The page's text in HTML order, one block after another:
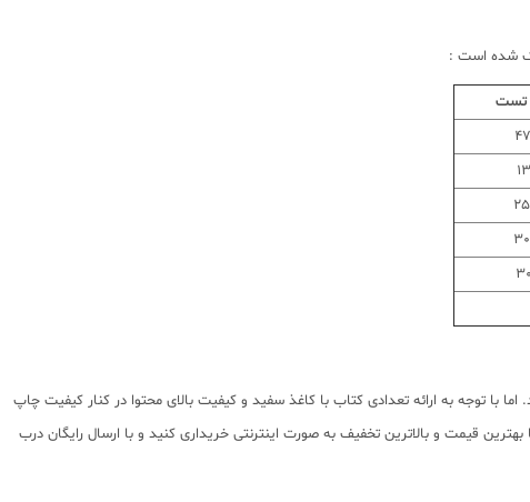
تست
دلیل قیمت مناسبی دارد. اما با توجه به ارائه تعدادی کتاب با کاغذ سفید و کیفیت بالای محتوا در کنار کیفیت چاپ
قیمت و بالاترین تخفیف به صورت اینترنتی خریداری کنید و با ارسال رایگان درب